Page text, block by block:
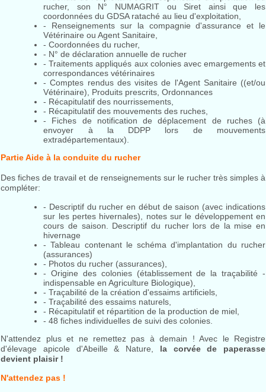
rucher, son N° NUMAGRIT ou Siret ainsi que les
coordonnées du GDSA rataché au lieu d'exploitation,
- Renseignements sur la compagnie d'assurance et le
Vétérinaire ou Agent Sanitaire,
- Coordonnées du rucher,
- N° de déclaration annuelle de rucher
- Traitements appliqués aux colonies avec emargements et
correspondances vétérinaires
- Comptes rendus des visites de l'Agent Sanitaire ((et/ou
Vétérinaire), Produits prescrits, Ordonnances
- Récapitulatif des nourrissements,
- Récapitulatif des mouvements des ruches,
- Fiches de notification de déplacement de ruches (à
envoyer à la DDPP lors de mouvements
extradépartementaux).
Partie Aide à la conduite du rucher
Des fiches de travail et de renseignements sur le rucher très simples à
compléter:
- Descriptif du rucher en début de saison (avec indications
sur les pertes hivernales), notes sur le développement en
cours de saison. Descriptif du rucher lors de la mise en
hivernage
- Tableau contenant le schéma d'implantation du rucher
(assurances)
- Photos du rucher (assurances),
- Origine des colonies (établissement de la traçabilité -
indispensable en Agriculture Biologique),
- Traçabilité de la création d'essaims artificiels,
- Traçabilité des essaims naturels,
- Récapitulatif et répartition de la production de miel,
- 48 fiches individuelles de suivi des colonies.
N'attendez plus et ne remettez pas à demain ! Avec le Registre
d'élevage apicole d'Abeille & Nature,
la corvée de paperasse
devient plaisir !
N'attendez pas !